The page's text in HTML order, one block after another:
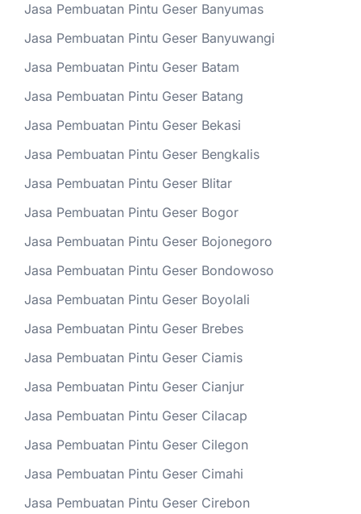
Jasa Pembuatan Pintu Geser Banyumas
Jasa Pembuatan Pintu Geser Banyuwangi
Jasa Pembuatan Pintu Geser Batam
Jasa Pembuatan Pintu Geser Batang
Jasa Pembuatan Pintu Geser Bekasi
Jasa Pembuatan Pintu Geser Bengkalis
Jasa Pembuatan Pintu Geser Blitar
Jasa Pembuatan Pintu Geser Bogor
Jasa Pembuatan Pintu Geser Bojonegoro
Jasa Pembuatan Pintu Geser Bondowoso
Jasa Pembuatan Pintu Geser Boyolali
Jasa Pembuatan Pintu Geser Brebes
Jasa Pembuatan Pintu Geser Ciamis
Jasa Pembuatan Pintu Geser Cianjur
Jasa Pembuatan Pintu Geser Cilacap
Jasa Pembuatan Pintu Geser Cilegon
Jasa Pembuatan Pintu Geser Cimahi
Jasa Pembuatan Pintu Geser Cirebon